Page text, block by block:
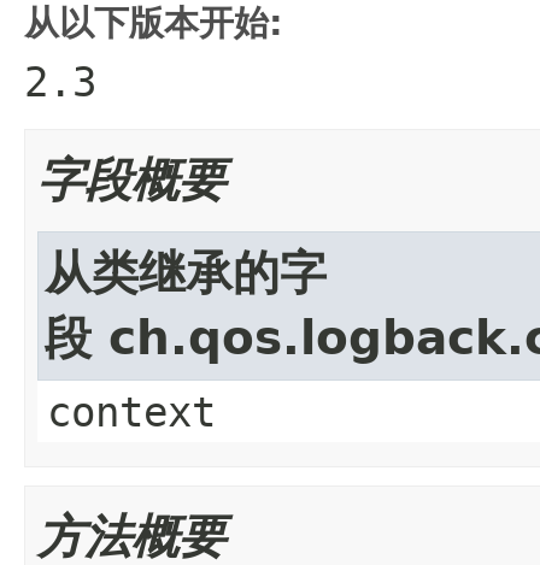
从以下版本开始:
2.3
字段概要
从类继承的字
段
context
方法概要